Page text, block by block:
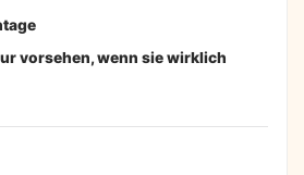
vorsehen, wenn sie wirklich